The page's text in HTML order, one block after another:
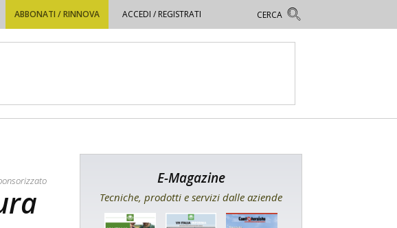
ABBONATI / RINNOVA ACCEDI / REGISTRATI
E-Magazine
Tecniche, prodotti e servizi dalle aziende